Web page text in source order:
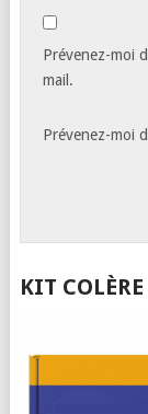
Prévenez-moi
mail.
Prévenez-moi
KIT